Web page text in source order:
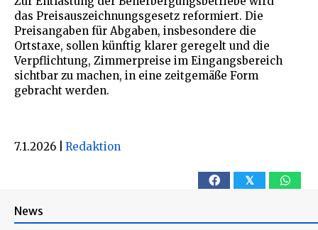
das Preisauszeichnungsgesetz reformiert. Die
Preisangaben für Abgaben, insbesondere die
Ortstaxe, sollen künftig klarer geregelt und die
Verpflichtung, Zimmerpreise im Eingangsbereich
sichtbar zu machen, in eine zeitgemäße Form
gebracht werden.
7.1.2026 Redaktion
𝕏
News